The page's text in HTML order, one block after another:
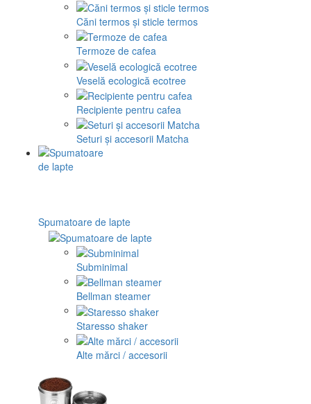
Căni termos și sticle termos
Termoze de cafea
Veselă ecologică ecotree
Recipiente pentru cafea
Seturi și accesorii Matcha
Spumatoare de lapte
Subminimal
Bellman steamer
Staresso shaker
Alte mărci / accesorii